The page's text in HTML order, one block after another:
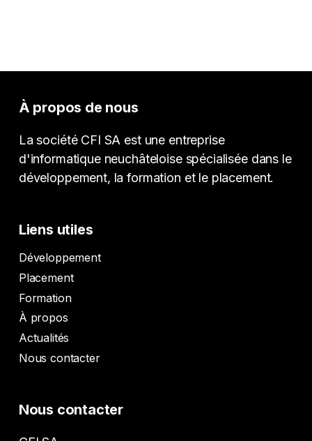
À propos de nous
La société CFI SA est une entreprise
d'informatique neuchâteloise spécialisée dans le
développement, la formation et le placement.
Liens utiles
Développement
Placement
Formation
À propos
Actualités
Nous contacter
Nous contacter